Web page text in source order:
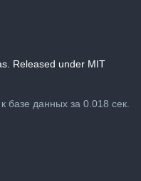
Released under MIT
базе данных за 0.018 сек.